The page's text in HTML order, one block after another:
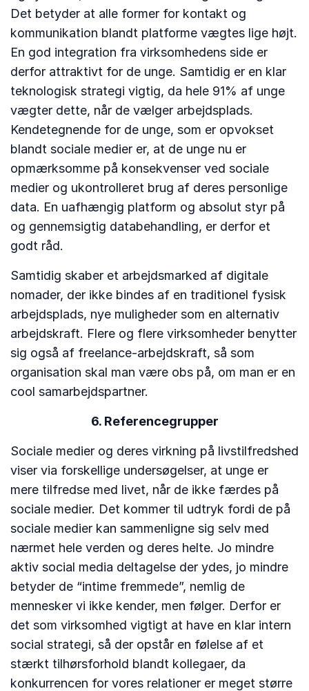
Det betyder at alle former for kontakt og
kommunikation blandt platforme vægtes lige højt.
En god integration fra virksomhedens side er
derfor attraktivt for de unge. Samtidig er en klar
teknologisk strategi vigtig, da hele 91% af unge
vægter dette, når de vælger arbejdsplads.
Kendetegnende for de unge, som er opvokset
blandt sociale medier er, at de unge nu er
opmærksomme på konsekvenser ved sociale
medier og ukontrolleret brug af deres personlige
data. En uafhængig platform og absolut styr på
og gennemsigtig databehandling, er derfor et
godt råd.
Samtidig skaber et arbejdsmarked af digitale
nomader, der ikke bindes af en traditionel fysisk
arbejdsplads, nye muligheder som en alternativ
arbejdskraft. Flere og flere virksomheder benytter
sig også af freelance-arbejdskraft, så som
organisation skal man være obs på, om man er en
cool samarbejdspartner.
6. Referencegrupper
Sociale medier og deres virkning på livstilfredshed
viser via forskellige undersøgelser, at unge er
mere tilfredse med livet, når de ikke færdes på
sociale medier. Det kommer til udtryk fordi de på
sociale medier kan sammenligne sig selv med
nærmet hele verden og deres helte. Jo mindre
aktiv social media deltagelse der ydes, jo mindre
betyder de “intime fremmede”, nemlig de
mennesker vi ikke kender, men følger. Derfor er
det som virksomhed vigtigt at have en klar intern
social strategi, så der opstår en følelse af et
stærkt tilhørsforhold blandt kollegaer, da
konkurrencen for vores relationer er meget større